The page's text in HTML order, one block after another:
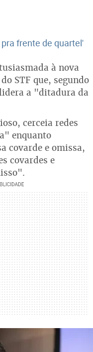
frente de quartel'
à nova
STF que, segundo
a "ditadura da
cerceia redes
enquanto
covarde e omissa,
covardes e